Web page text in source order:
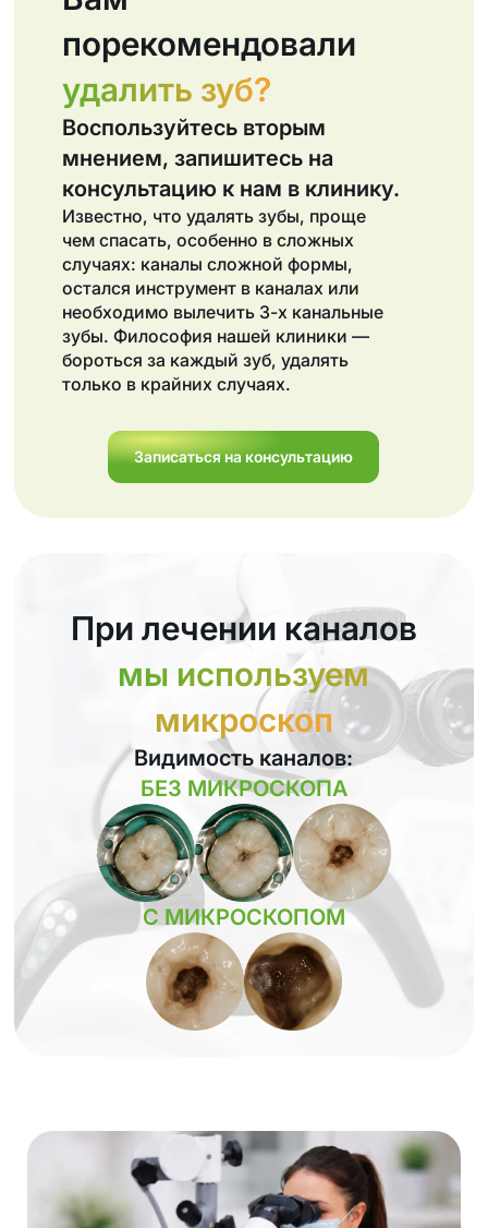
порекомендовали
удалить зуб?
Воспользуйтесь вторым
мнением, запишитесь на
консультацию к нам в клинику.
Известно, что удалять зубы, проще
чем спасать, особенно в сложных
случаях: каналы сложной формы,
остался инструмент в каналах или
необходимо вылечить 3-х канальные
зубы. Философия нашей клиники —
бороться за каждый зуб, удалять
только в крайних случаях.
Записаться на консультацию
При лечении каналов
мы используем
микроскоп
Видимость каналов:
БЕЗ МИКРОСКОПА
С МИКРОСКОПОМ